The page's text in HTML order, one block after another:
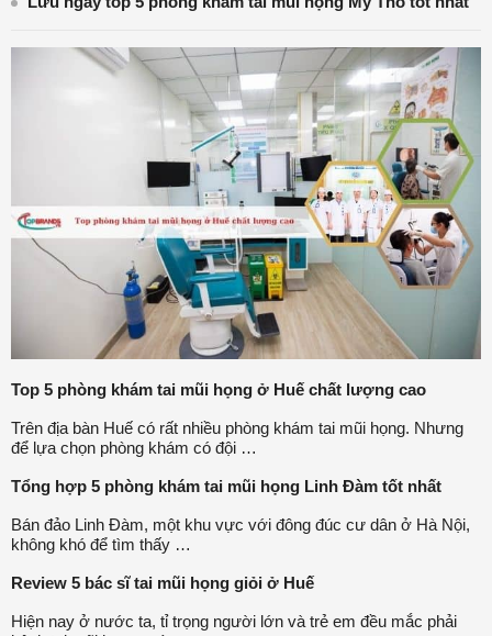
Top 5 phòng khám tai mũi họng ở Huế chất lượng cao
Trên địa bàn Huế có rất nhiều phòng khám tai mũi họng. Nhưng
để lựa chọn phòng khám có đội …
Tổng hợp 5 phòng khám tai mũi họng Linh Đàm tốt nhất
Bán đảo Linh Đàm, một khu vực với đông đúc cư dân ở Hà Nội,
không khó để tìm thấy …
Review 5 bác sĩ tai mũi họng giỏi ở Huế
Hiện nay ở nước ta, tỉ trọng người lớn và trẻ em đều mắc phải